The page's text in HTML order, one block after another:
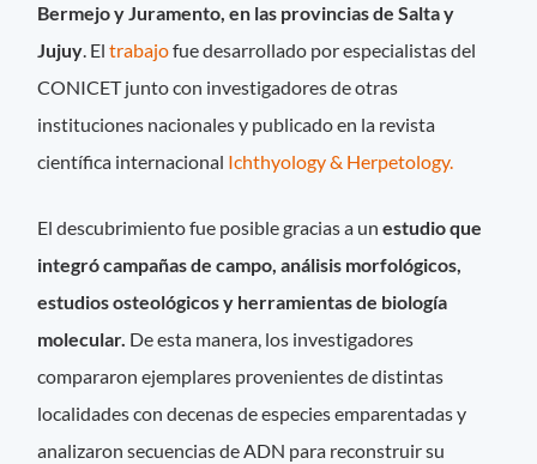
Bermejo y Juramento, en las provincias de Salta y
Jujuy. Eltrabajofue desarrollado por especialistas del
CONICET junto con investigadores de otras
instituciones nacionales y publicado en la revista
científica internacional Ichthyology & Herpetology.
El descubrimiento fue posible gracias a un estudio que
integró campañas de campo, análisis morfológicos,
estudios osteológicos y herramientas de biología
molecular. De esta manera, los investigadores
compararon ejemplares provenientes de distintas
localidades con decenas de especies emparentadas y
analizaron secuencias de ADN para reconstruir su